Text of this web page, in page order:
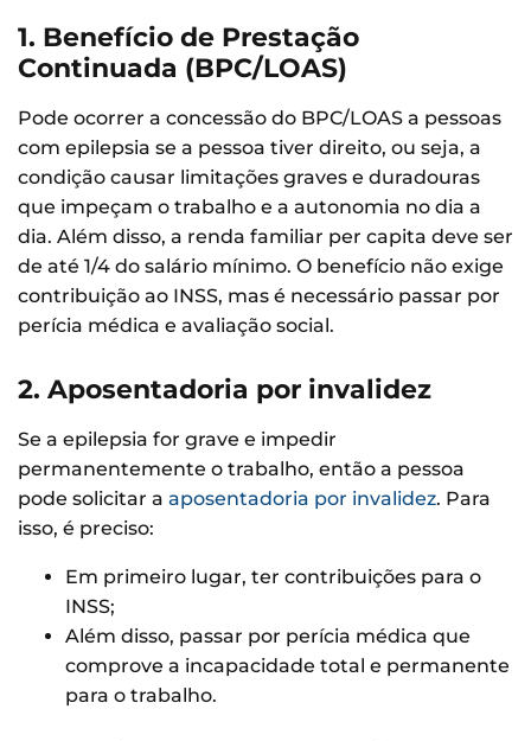
1. Benefício de Prestação
Continuada (BPC/LOAS)
Pode ocorrer a concessão do BPC/LOAS a pessoas
com epilepsia se a pessoa tiver direito, ou seja, a
condição causar limitações graves e duradouras
que impeçam o trabalho e a autonomia no dia a
dia. Além disso, a renda familiar per capita deve ser
de até 1/4 do salário mínimo. O benefício não exige
contribuição ao INSS, mas é necessário passar por
perícia médica e avaliação social.
2. Aposentadoria por invalidez
Se a epilepsia for grave e impedir
permanentemente o trabalho, então a pessoa
pode solicitar a aposentadoria por invalidez. Para
isso, é preciso:
Em primeiro lugar, ter contribuições para o
INSS;
Além disso, passar por perícia médica que
comprove a incapacidade total e permanente
para o trabalho.